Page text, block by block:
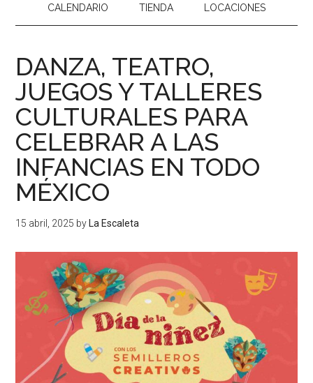
CALENDARIO TIENDA LOCACIONES
DANZA, TEATRO,
JUEGOS Y TALLERES
CULTURALES PARA
CELEBRAR A LAS
INFANCIAS EN TODO
MÉXICO
15 abril, 2025 by La Escaleta